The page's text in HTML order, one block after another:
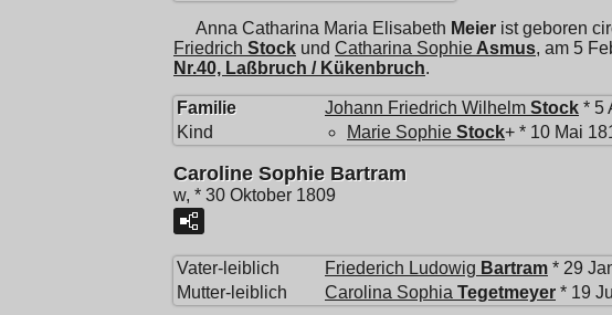
Anna Catharina Maria Elisabeth Meier ist geboren
Friedrich Stock und Catharina Sophie Asmus, am 5
Nr.40, Laßbruch / Kükenbruch.
Familie Johann Friedrich Wilhelm Stock * 5
Kind
Marie Sophie Stock+ * 10 Mai
Caroline Sophie Bartram
w, * 30 Oktober 1809
Vater-leiblich Friederich Ludowig Bartram * 29
Mutter-leiblich
Carolina Sophia Tegetmeyer * 19